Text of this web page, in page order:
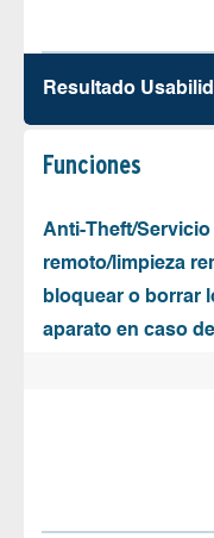
Resultado
Funciones
Anti-Theft/
remoto/limpieza
bloquear o borrar
aparato en caso